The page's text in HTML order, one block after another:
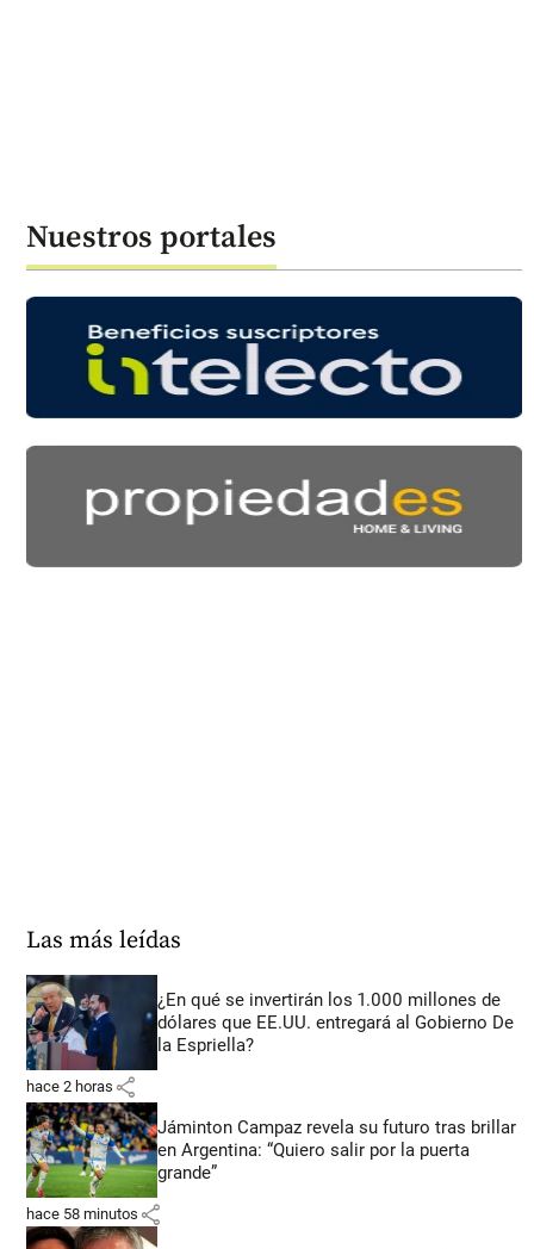
Nuestros portales
Las más leídas
¿En qué se invertirán los 1.000 millones de
dólares que EE.UU. entregará al Gobierno De
la Espriella?
hace 2 horas share
Jáminton Campaz revela su futuro tras brillar
en Argentina: “Quiero salir por la puerta
grande”
hace 58 minutos share